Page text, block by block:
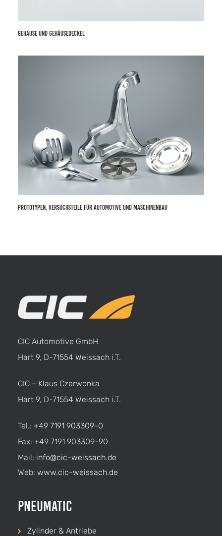
GEHÄUSE UND GEHÄUSEDECKEL
PROTOTYPEN, VERSUCHSTEILE FÜR AUTOMOTIVE UND MASCHINENBAU
CIC Automotive GmbH
Hart 9, D-71554 Weissach i.T.
CIC – Klaus Czerwonka
Hart 9, D-71554 Weissach i.T.
Tel.: +49 7191 903309-0
Fax: +49 7191 903309-90
Mail: info@cic-weissach.de
Web: www.cic-weissach.de
Pneumatic
Zylinder & Antriebe